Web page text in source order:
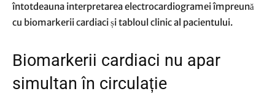
întotdeauna interpretarea electrocardiogramei împreună
cu biomarkerii cardiaci și tabloul clinic al pacientului.
Biomarkerii cardiaci nu apar
simultan în circulație